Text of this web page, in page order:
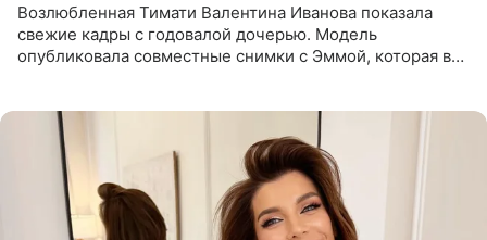
Возлюбленная Тимати Валентина Иванова показала
свежие кадры с годовалой дочерью. Модель
опубликовала совместные снимки с Эммой, которая в